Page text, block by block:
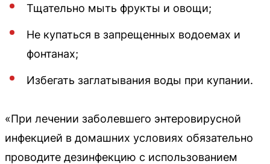
Тщательно мыть фрукты и овощи;
Не купаться в запрещенных водоемах и
фонтанах;
Избегать заглатывания воды при купании.
«При лечении заболевшего энтеровирусной
инфекцией в домашних условиях обязательно
проводите дезинфекцию с использованием